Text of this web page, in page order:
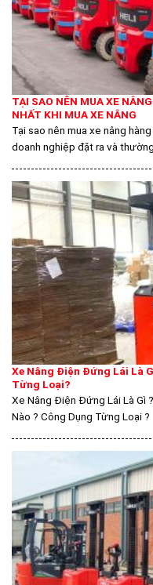
TẠI SAO NÊN MUA XE
NHẤT KHI MUA XE NÂNG
Tại sao nên mua xe nâng
doanh nghiệp đặt ra và thường
Xe Nâng Điện Đứng Lái Là
Từng Loại?
Xe Nâng Điện Đứng Lái Là Gì
Nào ? Công Dụng Từng Loại ?